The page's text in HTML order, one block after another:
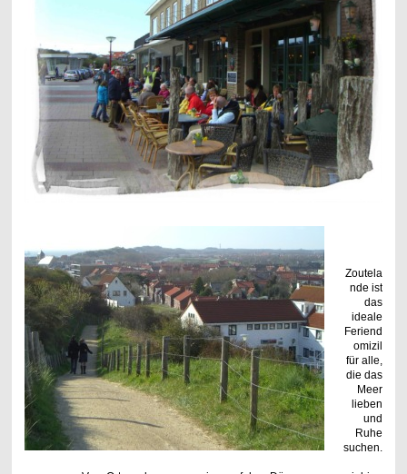
Zoutela
nde ist
das
ideale
Feriend
omizil
für alle,
die das
Meer
lieben
und
Ruhe
suchen.